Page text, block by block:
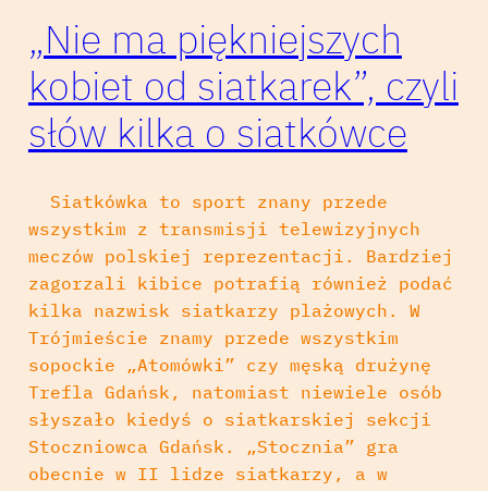
„Nie ma piękniejszych
kobiet od siatkarek”, czyli
słów kilka o siatkówce
Siatkówka to sport znany przede
wszystkim z transmisji telewizyjnych
meczów polskiej reprezentacji. Bardziej
zagorzali kibice potrafią również podać
kilka nazwisk siatkarzy plażowych. W
Trójmieście znamy przede wszystkim
sopockie „Atomówki” czy męską drużynę
Trefla Gdańsk, natomiast niewiele osób
słyszało kiedyś o siatkarskiej sekcji
Stoczniowca Gdańsk. „Stocznia” gra
obecnie w II lidze siatkarzy, a w